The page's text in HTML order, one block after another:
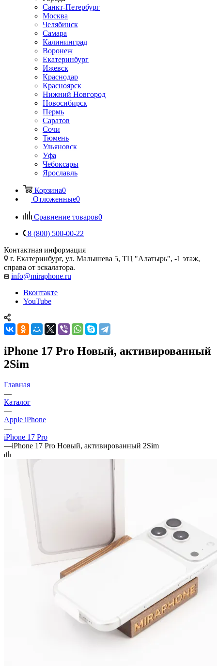
Санкт-Петербург
Москва
Челябинск
Самара
Калининград
Воронеж
Екатеринбург
Ижевск
Краснодар
Красноярск
Нижний Новгород
Новосибирск
Пермь
Саратов
Сочи
Тюмень
Ульяновск
Уфа
Чебоксары
Ярославль
Корзина0
Отложенные0
Сравнение товаров0
8 (800) 500-00-22
Контактная информация
г. Екатеринбург, ул. Малышева 5, ТЦ "Алатырь", -1 этаж,
справа от эскалатора.
info@miraphone.ru
Вконтакте
YouTube
iPhone 17 Pro Новый, активированный
2Sim
Главная
—
Каталог
—
Apple iPhone
—
iPhone 17 Pro
—iPhone 17 Pro Новый, активированный 2Sim